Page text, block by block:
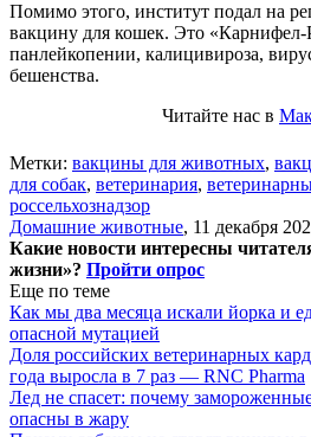
Помимо этого, институт подал на
вакцину для кошек. Это «Карнифел-
панлейкопении, калицивироза,
бешенства.
Читайте нас в
Метки: вакцины для животных,
для собак, ветеринария,
россельхознадзор
Домашние животные, 11 декабря
Какие новости интересны
жизни»? Пройти опрос
Еще по теме
Как мы два месяца искали йорка и
опасной мутацией
Доля российских ветеринарных
года выросла в 7 раз — RNC Pharma
Лед не спасет: почему
опасны в жару